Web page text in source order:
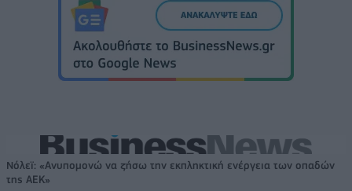
Νόλεϊ: «Ανυπομονώ να ζήσω την εκπληκτική ενέργεια των οπαδών
της ΑΕΚ»